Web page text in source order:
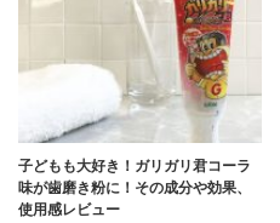
子どもも大好き！ガリガリ君コーラ
味が歯磨き粉に！その成分や効果、
使用感レビュー